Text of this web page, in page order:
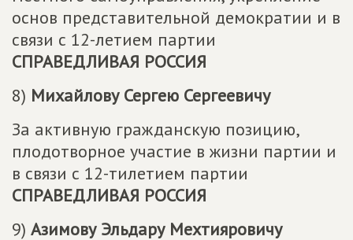
основ представительной демократии и в
связи с 12-летием партии
СПРАВЕДЛИВАЯ РОССИЯ
8) Михайлову Сергею Сергеевичу
За активную гражданскую позицию,
плодотворное участие в жизни партии и
в связи с 12-тилетием партии
СПРАВЕДЛИВАЯ РОССИЯ
9) Азимову Эльдару Мехтияровичу